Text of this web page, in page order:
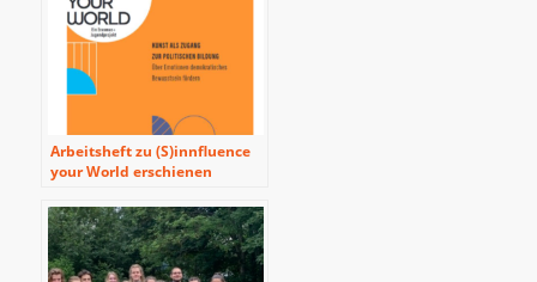
Arbeitsheft zu (S)innfluence
your World erschienen